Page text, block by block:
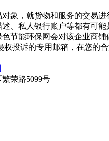
象，就货物和服务的交易
、私人银行账户等都有可
节能环保网会对该企业商
权投诉的专用邮箱，在您
荣路5099号